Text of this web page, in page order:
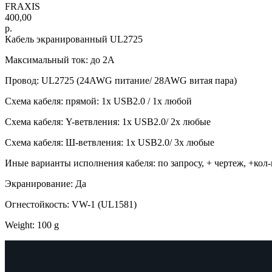
FRAXIS
400,00
р.
Кабель экранированный UL2725
Максимальный ток: до 2А
Провод: UL2725 (24AWG питание/ 28AWG витая пара)
Схема кабеля: прямой: 1x USB2.0 / 1x любой
Схема кабеля: Y-ветвления: 1x USB2.0/ 2x любые
Схема кабеля: Ш-ветвления: 1x USB2.0/ 3x любые
Иные варианты исполнения кабеля: по запросу, + чертеж,
Экранирование: Да
Огнестойкость: VW-1 (UL1581)
Weight: 100 g